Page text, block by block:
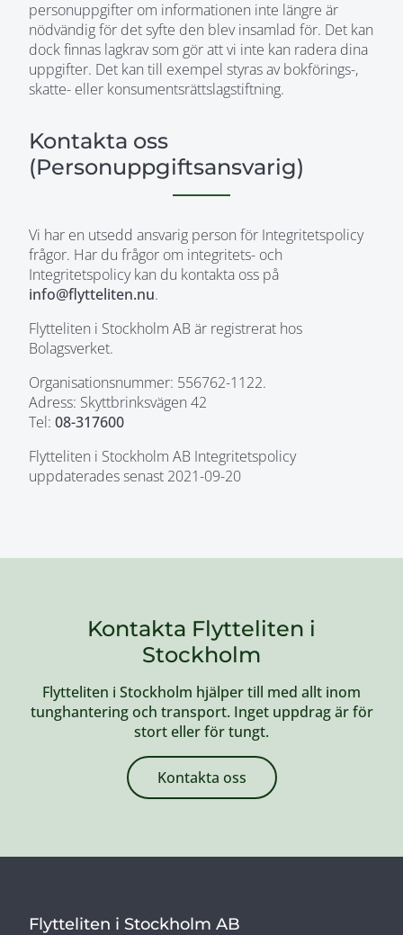
personuppgifter om informationen inte längre är
nödvändig för det syfte den blev insamlad för. Det kan
dock finnas lagkrav som gör att vi inte kan radera dina
uppgifter. Det kan till exempel styras av bokförings-,
skatte- eller konsumentsrättslagstiftning.
Kontakta oss
(Personuppgiftsansvarig)
Vi har en utsedd ansvarig person för Integritetspolicy
frågor. Har du frågor om integritets- och
Integritetspolicy kan du kontakta oss på
info@flytteliten.nu.
Flytteliten i Stockholm AB är registrerat hos
Bolagsverket.
Organisationsnummer: 556762-1122.
Adress: Skyttbrinksvägen 42
Tel: 08-317600
Flytteliten i Stockholm AB Integritetspolicy
uppdaterades senast 2021-09-20
Kontakta Flytteliten i
Stockholm
Flytteliten i Stockholm hjälper till med allt inom
tunghantering och transport. Inget uppdrag är för
stort eller för tungt.
Kontakta oss
Flytteliten i Stockholm AB